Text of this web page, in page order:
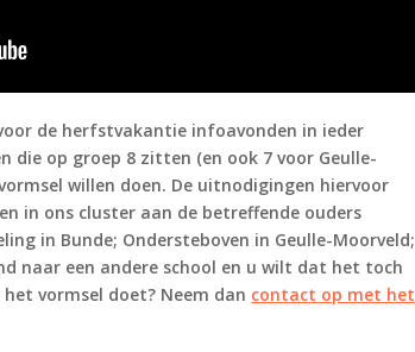
de herfstvakantie infoavonden in ieder
die op groep 8 zitten (en ook 7 voor Geulle-
willen doen. De uitnodigingen hiervoor
in ons cluster aan de betreffende ouders
in Bunde; Ondersteboven in Geulle-Moorveld;
naar een andere school en u wilt dat het toch
vormsel doet? Neem dan contact op met het